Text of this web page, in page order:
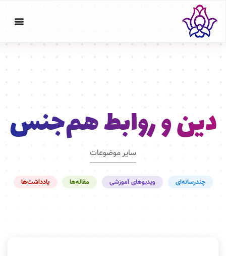
دین و روابط هم‌جنس
سایر موضوعات
چندرسانه‌ای ویدیوهای آموزشی مقاله‌ها یادداشت‌ها